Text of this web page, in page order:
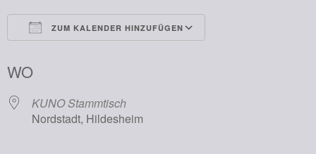
ZUM KALENDER HINZUFÜGEN
WO
KUNO Stammtisch
Nordstadt, Hildesheim